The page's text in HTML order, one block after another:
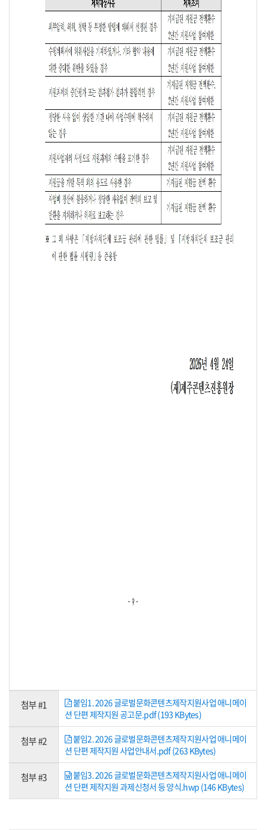
첨부 #1
붙임1. 2026 글로벌문화콘텐츠제작지원사업 애니메이
션 단편 제작지원 공고문.pdf (193 KBytes)
첨부 #2
붙임2. 2026 글로벌문화콘텐츠제작지원사업 애니메이
션 단편 제작지원 사업안내서.pdf (263 KBytes)
첨부 #3
붙임3. 2026 글로벌문화콘텐츠제작지원사업 애니메이
션 단편 제작지원 과제신청서 등 양식.hwp (146 KBytes)